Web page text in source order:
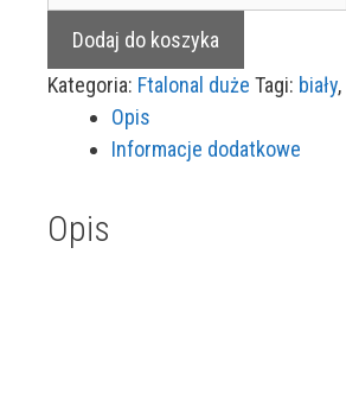
FTALONAL
BIAŁY
PÓŁPOŁYSK
Dodaj do koszyka
Kategoria: Ftalonal duże Tagi: biały,
Opis
Informacje dodatkowe
Opis